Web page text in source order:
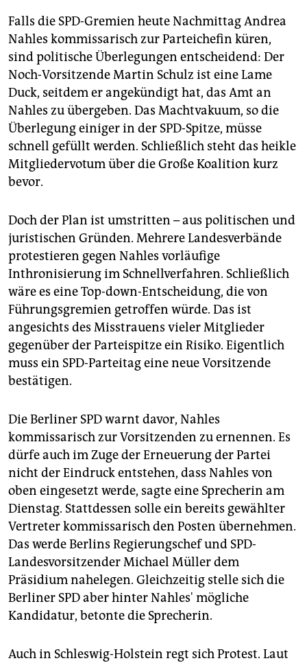
abo
genossenschaft
epaper login
Falls die SPD-Gremien heute Nachmittag Andrea
Nahles kommissarisch zur Parteichefin küren,
sind politische Überlegungen entscheidend: Der
Noch-Vorsitzende Martin Schulz ist eine Lame
Duck, seitdem er angekündigt hat, das Amt an
Nahles zu übergeben. Das Machtvakuum, so die
Überlegung einiger in der SPD-Spitze, müsse
schnell gefüllt werden. Schließlich steht das heikle
Mitgliedervotum über die Große Koalition kurz
bevor.
Doch der Plan ist umstritten – aus politischen und
juristischen Gründen. Mehrere Landesverbände
protestieren gegen Nahles vorläufige
Inthronisierung im Schnellverfahren. Schließlich
wäre es eine Top-down-Entscheidung, die von
Führungsgremien getroffen würde. Das ist
angesichts des Misstrauens vieler Mitglieder
gegenüber der Parteispitze ein Risiko. Eigentlich
muss ein SPD-Parteitag eine neue Vorsitzende
bestätigen.
Die Berliner SPD warnt davor, Nahles
kommissarisch zur Vorsitzenden zu ernennen. Es
dürfe auch im Zuge der Erneuerung der Partei
nicht der Eindruck entstehen, dass Nahles von
oben eingesetzt werde, sagte eine Sprecherin am
Dienstag. Stattdessen solle ein bereits gewählter
Vertreter kommissarisch den Posten übernehmen.
Das werde Berlins Regierungschef und SPD-
Landesvorsitzender Michael Müller dem
Präsidium nahelegen. Gleichzeitig stelle sich die
Berliner SPD aber hinter Nahles' mögliche
Kandidatur, betonte die Sprecherin.
Auch in Schleswig-Holstein regt sich Protest. Laut